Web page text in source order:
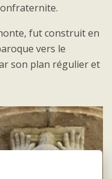
fut construit en
vers le
son plan régulier et